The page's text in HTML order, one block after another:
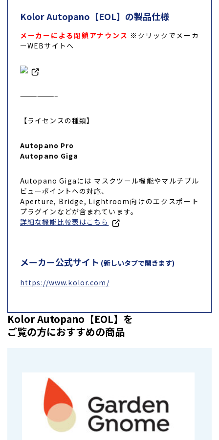
Kolor Autopano【EOL】の製品仕様
メーカーによる閉鎖アナウンス ※クリックでメーカ
ーWEBサイトへ
——————–
【ライセンスの種類】
Autopano Pro
Autopano Giga
Autopano Gigaには マスクツール機能やマルチプル
ビューポイントへの対応、
Aperture, Bridge, Lightroom向けのエクスポート
プラグインなどが含まれています。
詳細な機能比較表はこちら
メーカー公式サイト (新しいタブで開きます)
https://www.kolor.com/
Kolor Autopano【EOL】を
ご覧の方におすすめの商品